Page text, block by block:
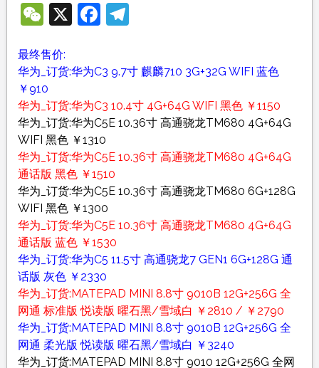
WeChat
X Facebook
Telegram
最终售价:
华为_订货:华为C3 9.7寸 麒麟710 3G+32G WIFI 蓝色
￥910
华为_订货:华为C3 10.4寸 4G+64G WIFI 黑色 ￥1150
华为_订货:华为C5E 10.36寸 高通骁龙TM680 4G+64G
WIFI 黑色 ￥1310
华为_订货:华为C5E 10.36寸 高通骁龙TM680 4G+64G
通话版 黑色 ￥1510
华为_订货:华为C5E 10.36寸 高通骁龙TM680 6G+128G
WIFI 黑色 ￥1300
华为_订货:华为C5E 10.36寸 高通骁龙TM680 4G+64G
通话版 蓝色 ￥1530
华为_订货:华为C5 11.5寸 高通骁龙7 GEN1 6G+128G 通
话版 灰色 ￥2330
华为_订货:MATEPAD MINI 8.8寸 9010B 12G+256G 全
网通 标准版 悦读版 曜石黑/雪域白 ￥2810 / ￥2790
华为_订货:MATEPAD MINI 8.8寸 9010B 12G+256G 全
网通 柔光版 悦读版 曜石黑/雪域白 ￥3240
华为_订货:MATEPAD MINI 8.8寸 9010 12G+256G 全网